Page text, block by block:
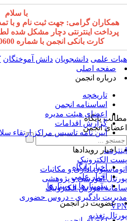
با سلام
همکاران گرامی: جهت ثبت نام و با
پرداخت اینترنتی دچار مشکل شده
کارت بانکی انجمن با شماره 09017340600 تماس بگیرید
علمی دانشجویان دانش آموختگان
صفحه اصلی
درباره انجمن
تاریخچه
اساسنامه انجمن
اعضای هیئت مدیره
گزارش اقدامات
آیین نامه تاسیس مراکز ارتقاء
اخبار رویدادها
اخبار پایگاه
اخبار علمی
سمینارها و وبینارها
عضویت در انجمن
پایگاه
انجمن
الکترونیک
اداری و مکاتبات
آموزشی و پژوهشی
آموزش الکترونیک
یادگیری - دروس حضوری
تغذیه